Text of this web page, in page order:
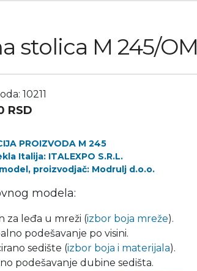
stolica M 245/OM
10211
RSD
PROIZVODA M 245
Italija: ITALEXPO S.R.L.
proizvodjač: Modrulj d.o.o.
modela:
za leđa u mreži (izbor boja mreže).
podešavanje po visini.
sedište (izbor boja i materijala).
podešavanje dubine sedišta.